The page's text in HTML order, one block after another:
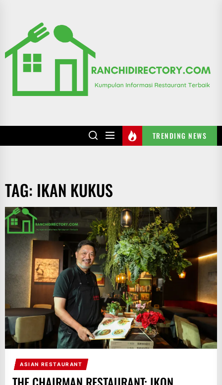
content
TRENDING NEWS
TAG: IKAN KUKUS
ASIAN RESTAURANT